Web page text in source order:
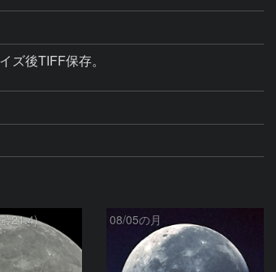
後TIFF保存。
21.4) 08/05の月